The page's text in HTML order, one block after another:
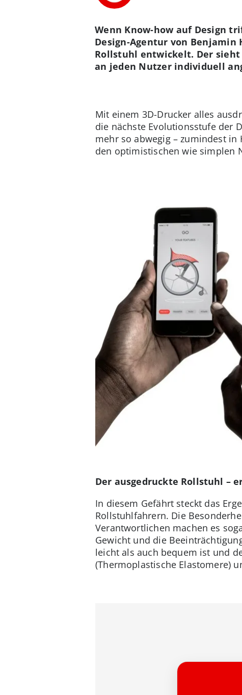
Wenn Know-how auf Design
Design-Agentur von
Rollstuhl entwickelt. Der
an jeden Nutzer individuell
Mit einem 3D-Drucker alles
die nächste Evolutionsstufe der
mehr so abwegig – zumindest
den optimistischen wie simplen
Der ausgedruckte Rollstuhl –
In diesem Gefährt steckt das
Rollstuhlfahrern. Die
Verantwortlichen machen es
Gewicht und die
leicht als auch bequem ist und
(Thermoplastische Elastomere)